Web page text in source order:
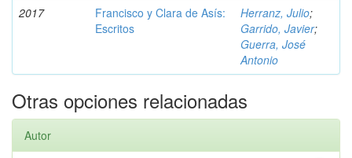
2017
Francisco y Clara de Asís:
Escritos
Herranz, Julio;
Garrido, Javier;
Guerra, José
Antonio
Otras opciones relacionadas
Autor